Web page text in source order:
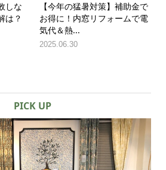
しな
は？
【今年の猛暑対策】補助金で
お得に！内窓リフォームで電
気代＆熱...
2025.06.30
PICK UP